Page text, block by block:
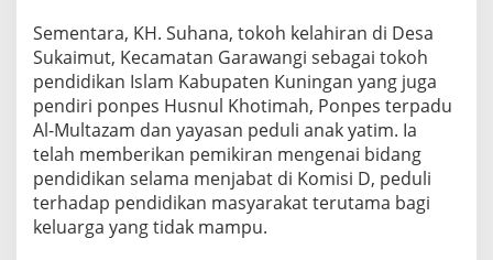
Sementara, KH. Suhana, tokoh kelahiran di Desa
Sukaimut, Kecamatan Garawangi sebagai tokoh
pendidikan Islam Kabupaten Kuningan yang juga
pendiri ponpes Husnul Khotimah, Ponpes terpadu
Al-Multazam dan yayasan peduli anak yatim. Ia
telah memberikan pemikiran mengenai bidang
pendidikan selama menjabat di Komisi D, peduli
terhadap pendidikan masyarakat terutama bagi
keluarga yang tidak mampu.